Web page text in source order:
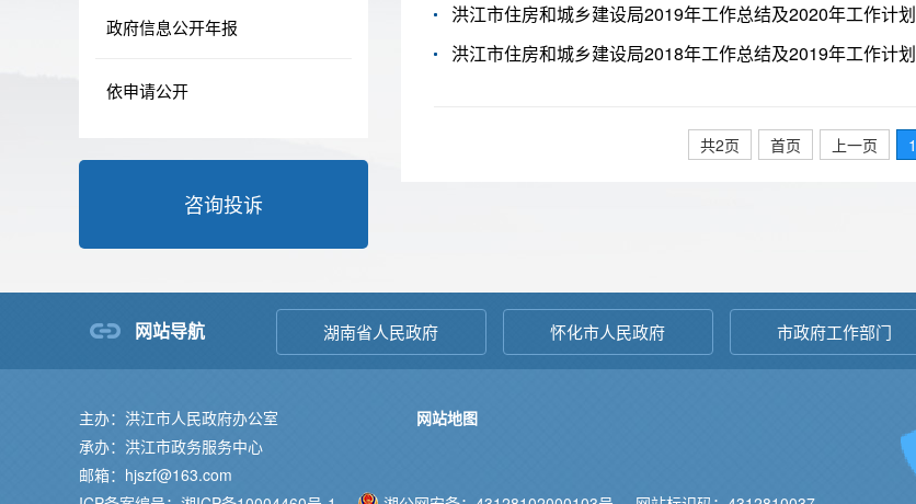
政府信息公开年报
依申请公开
咨询投诉
洪江市住房和城乡建设局2019年工作总结及2020年工作计划
洪江市住房和城乡建设局2018年工作总结及2019年工作计划
共2页 首页 上一页 1
网站导航 湖南省人民政府 怀化市人民政府 市政府工作部门
主办：洪江市人民政府办公室
承办：洪江市政务服务中心
邮箱：hjszf@163.com
网站地图